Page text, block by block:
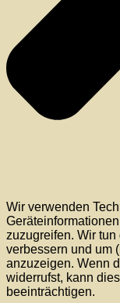
Wir verwenden
zuzugreifen. Wir
verbessern und um
anzuzeigen. Wenn
widerrufst, kann
beeinträchtigen.